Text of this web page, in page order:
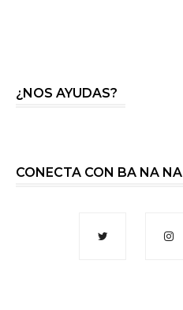
¿NOS AYUDAS?
CONECTA CON BA NA NA